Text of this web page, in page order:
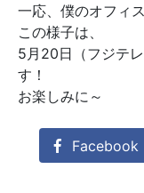
一応、僕のオフィ
この様子は、
5月20日（フジテ
す！
お楽しみに～
Facebook